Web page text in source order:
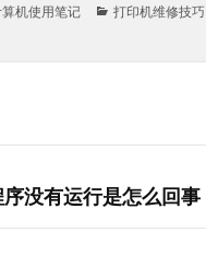
机使用笔记
分
打印机维修技巧
没有运行是怎么回事